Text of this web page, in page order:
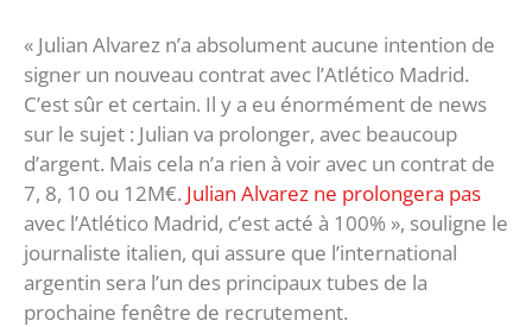
« Julian Alvarez n’a absolument aucune intention de
signer un nouveau contrat avec l’Atlético Madrid.
C’est sûr et certain. Il y a eu énormément de news
sur le sujet : Julian va prolonger, avec beaucoup
d’argent. Mais cela n’a rien à voir avec un contrat de
7, 8, 10 ou 12M€. Julian Alvarez ne prolongera pas
avec l’Atlético Madrid, c’est acté à 100% », souligne le
journaliste italien, qui assure que l’international
argentin sera l’un des principaux tubes de la
prochaine fenêtre de recrutement.